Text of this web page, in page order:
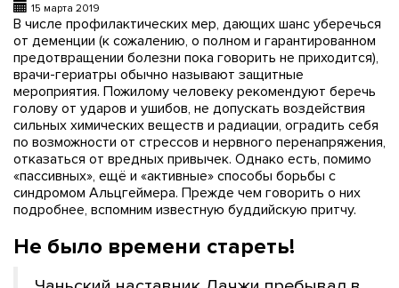
15 марта 2019
В числе профилактических мер, дающих шанс уберечься
от деменции (к сожалению, о полном и гарантированном
предотвращении болезни пока говорить не приходится),
врачи-гериатры обычно называют защитные
мероприятия. Пожилому человеку рекомендуют беречь
голову от ударов и ушибов, не допускать воздействия
сильных химических веществ и радиации, оградить себя
по возможности от стрессов и нервного перенапряжения,
отказаться от вредных привычек. Однако есть, помимо
«пассивных», ещё и «активные» способы борьбы с
синдромом Альцгеймера. Прежде чем говорить о них
подробнее, вспомним известную буддийскую притчу.
Не было времени стареть!